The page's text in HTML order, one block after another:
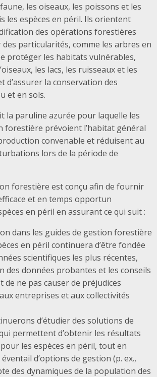
les oiseaux, les poissons et les
les espèces en péril. Ils orientent
des opérations forestières
particularités, comme les arbres en
protéger les habitats vulnérables,
les lacs, les ruisseaux et les
d’assurer la conservation des
et en sols.
la paruline azurée pour laquelle les
forestière prévoient l’habitat général
convenable et réduisent au
lors de la période de
forestière est conçu afin de fournir
et en temps opportun
en péril en assurant ce qui suit :
dans les guides de gestion forestière
en péril continuera d’être fondée
scientifiques les plus récentes,
des données probantes et les conseils
de ne pas causer de préjudices
entreprises et aux collectivités
d’étudier des solutions de
permettent d’obtenir les résultats
les espèces en péril, tout en
d’options de gestion (p. ex.,
des dynamiques de la population des